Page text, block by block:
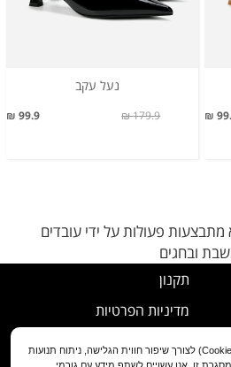
נעל עקב
99.9 ₪ 179.9 ₪
פעולות על ידי עובדים
ובחגים
תקנון
מדיניות הפרטיות
נוהל ביטול עסקה
באתר זה נעשה שימוש בעוגיות (Cookies) לצורך שיפור חווית הגלישה, ניתוח תנועות